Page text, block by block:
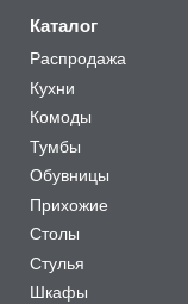
Каталог
Распродажа
Кухни
Комоды
Тумбы
Обувницы
Прихожие
Столы
Стулья
Шкафы